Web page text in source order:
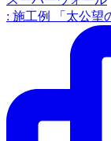
: 施工例 「太公望